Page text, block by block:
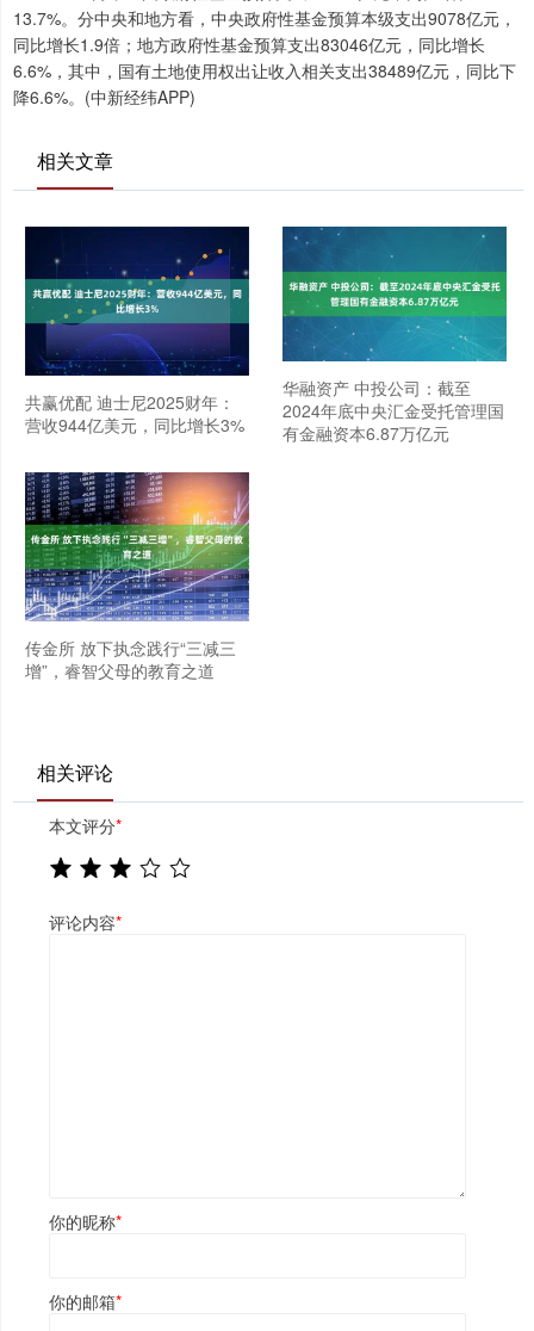
13.7%。分中央和地方看，中央政府性基金预算本级支出9078亿元，
同比增长1.9倍；地方政府性基金预算支出83046亿元，同比增长
6.6%，其中，国有土地使用权出让收入相关支出38489亿元，同比下
降6.6%。(中新经纬APP)
相关文章
共赢优配 迪士尼2025财年：
营收944亿美元，同比增长3%
华融资产 中投公司：截至
2024年底中央汇金受托管理国
有金融资本6.87万亿元
传金所 放下执念践行“三减三
增”，睿智父母的教育之道
相关评论
本文评分*
评论内容*
你的昵称*
你的邮箱*